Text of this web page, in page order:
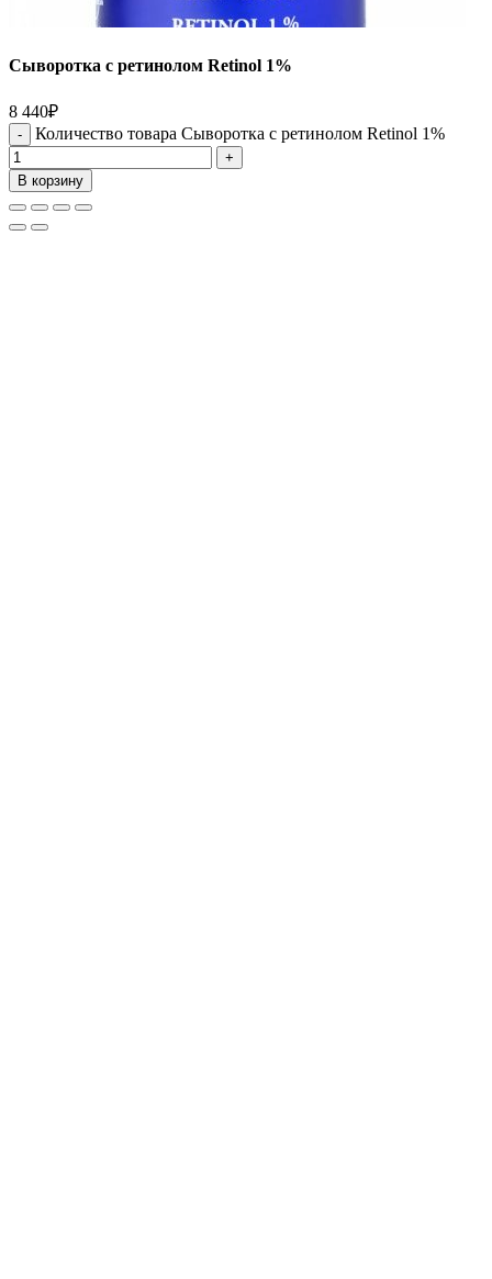
Сыворотка с ретинолом Retinol 1%
8 440₽
Количество товара Сыворотка с ретинолом Retinol 1%
В корзину